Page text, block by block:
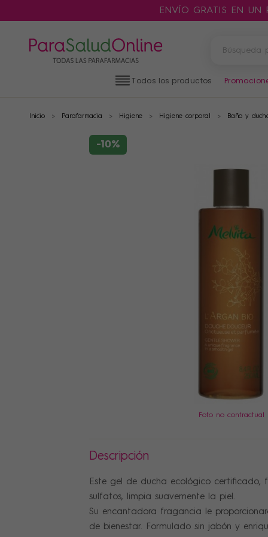
ENVÍO GRATIS EN UN
Todos los productos
Inicio Parafarmacia Higiene Higiene corporal Baño y
-10%
Foto no contractual
Descripción
Este gel de ducha ecológico certificado,
sulfatos, limpia suavemente la piel.
Su encantadora fragancia le
de bienestar. Formulado sin jabón y